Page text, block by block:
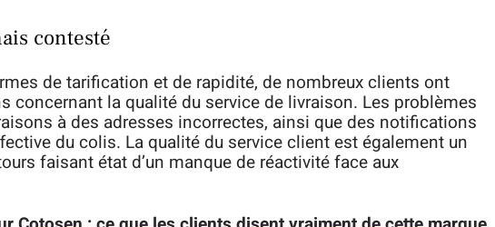
contesté
de tarification et de rapidité, de nombreux clients ont
concernant la qualité du service de livraison. Les problèmes
à des adresses incorrectes, ainsi que des notifications
du colis. La qualité du service client est également un
faisant état d’un manque de réactivité face aux